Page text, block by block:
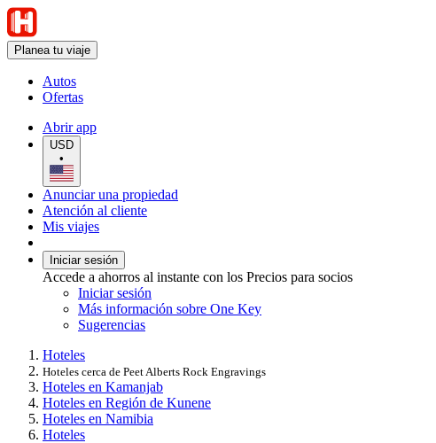
Planea tu viaje
Autos
Ofertas
Abrir app
USD
•
Anunciar una propiedad
Atención al cliente
Mis viajes
Iniciar sesión
Accede a ahorros al instante con los Precios para socios
Iniciar sesión
Más información sobre One Key
Sugerencias
Hoteles
Hoteles cerca de Peet Alberts Rock Engravings
Hoteles en Kamanjab
Hoteles en Región de Kunene
Hoteles en Namibia
Hoteles